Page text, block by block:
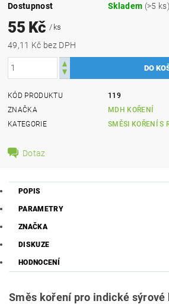
Dostupnost Skladem (>5 ks)
55 Kč/ ks
49,11 Kč bez DPH
KÓD PRODUKTU
119
ZNAČKA
MDH KOŘENÍ
KATEGORIE
SMĚSI KOŘENÍ S
Dotaz
POPIS
PARAMETRY
ZNAČKA
DISKUZE
HODNOCENÍ
Směs koření pro indické sýrové